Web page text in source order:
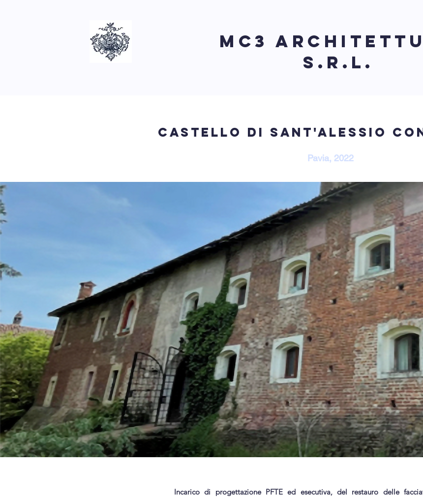
MC3
S.r.l.
castello di sant'alessio
Pavia, 2022
Incarico di progettazione PFTE ed esecutiva, del restauro delle